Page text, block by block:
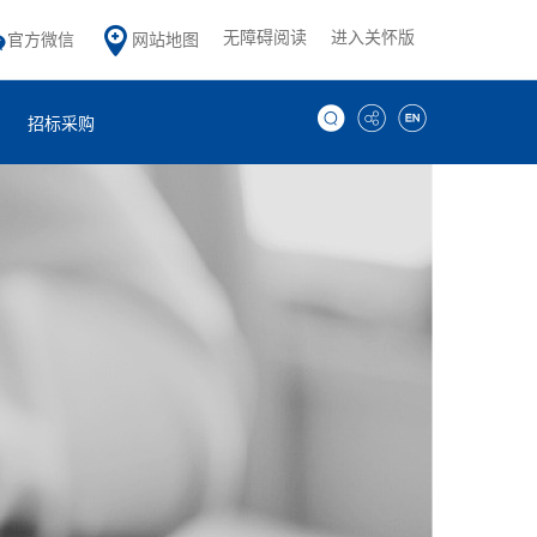
官方微信 网站地图 无障碍阅读 进入关怀版
招标采购